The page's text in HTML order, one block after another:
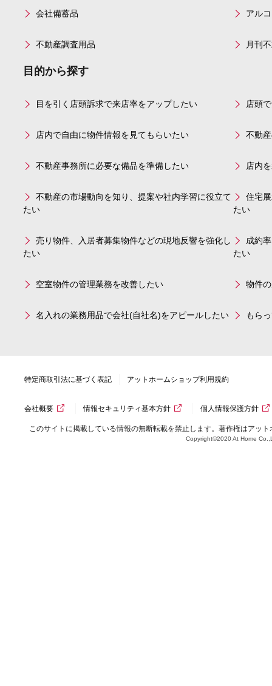
会社備蓄品 アル
不動産調査用品 月刊
目的から探す
目を引く店頭訴求で来店率をアップしたい 店頭
店内で自由に物件情報を見てもらいたい 不動
不動産事務所に必要な備品を準備したい 店内
不動産の市場動向を知り、提案や社内学習に役立て
たい
住宅
たい
売り物件、入居者募集物件などの現地反響を強化し
たい
成約
たい
空室物件の管理業務を改善したい 物件
名入れの業務用品で会社(自社名)をアピールしたい もら
特定商取引法に基づく表記 アットホームショップ利用規約
会社概要 情報セキュリティ基本方針 個人情報保護方針
このサイトに掲載している情報の無断転載を禁止します。著作権はアッ
Copyright©2020 At Home